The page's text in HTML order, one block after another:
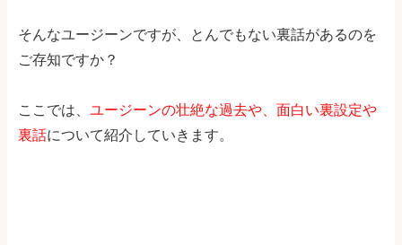
そんなユージーンですが、とんでもない裏話があるのを
ご存知ですか？
ここでは、 ユージーンの壮絶な過去や、面白い裏設定や
裏話について紹介していきます。